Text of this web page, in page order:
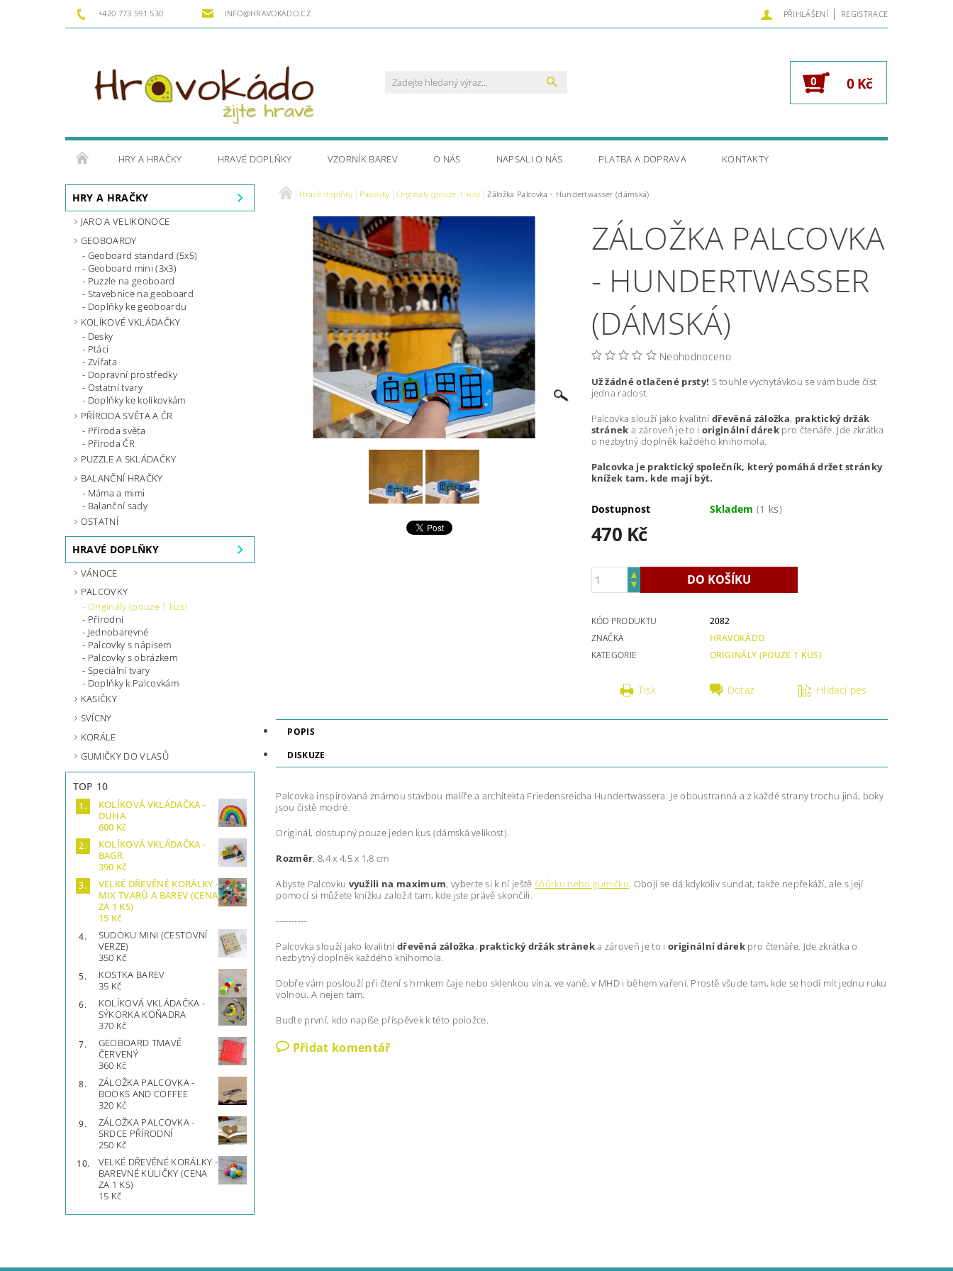
+420 773 591 530 INFO@HRAVOKADO.CZ PŘIHLÁŠENÍ | REGISTRACE
0 0 Kč
HRY A HRAČKY HRAVÉ DOPLŇKY VZORNÍK BAREV O NÁS NAPSALI O NÁS PLATBA A DOPRAVA KONTAKTY
HRY A HRAČKY
JARO A VELIKONOCE
GEOBOARDY
Geoboard standard (5x5)
Geoboard mini (3x3)
Puzzle na geoboard
Stavebnice na geoboard
Doplňky ke geoboardu
KOLÍKOVÉ VKLÁDAČKY
Desky
Ptáci
Zvířata
Dopravní prostředky
Ostatní tvary
Doplňky ke kolíkovkám
PŘÍRODA SVĚTA A ČR
Příroda světa
Příroda ČR
PUZZLE A SKLÁDAČKY
BALANČNÍ HRAČKY
Máma a mimi
Balanční sady
OSTATNÍ
HRAVÉ DOPLŇKY
VÁNOCE
PALCOVKY
Originály (pouze 1 kus)
Přírodní
Jednobarevné
Palcovky s nápisem
Palcovky s obrázkem
Speciální tvary
Doplňky k Palcovkám
KASIČKY
SVÍCNY
KORÁLE
GUMIČKY DO VLASŮ
TOP 10
KOLÍKOVÁ VKLÁDAČKA -
DUHA
600 Kč
KOLÍKOVÁ VKLÁDAČKA -
BAGR
390 Kč
VELKÉ DŘEVĚNÉ KORÁLKY -
MIX TVARŮ A BAREV (CENA
ZA 1 KS)
15 Kč
SUDOKU MINI (CESTOVNÍ
VERZE)
350 Kč
KOSTKA BAREV
35 Kč
KOLÍKOVÁ VKLÁDAČKA -
SÝKORKA KOŇADRA
370 Kč
GEOBOARD TMAVĚ
ČERVENÝ
360 Kč
ZÁLOŽKA PALCOVKA -
BOOKS AND COFFEE
320 Kč
ZÁLOŽKA PALCOVKA -
SRDCE PŘÍRODNÍ
250 Kč
VELKÉ DŘEVĚNÉ KORÁLKY -
BAREVNÉ KULIČKY (CENA
ZA 1 KS)
15 Kč
Hravé doplňky Palcovky Originály (pouze 1 kus) Záložka Palcovka - Hundertwasser (dámská)
ZÁLOŽKA PALCOVKA
- HUNDERTWASSER
(DÁMSKÁ)
Neohodnoceno
Už žádné otlačené prsty! S touhle vychytávkou se vám bude číst
jedna radost.
Palcovka slouží jako kvalitnídřevěná záložka, praktický držák
stránek a zároveň je to i originální dárekpro čtenáře. Jde zkrátka
o nezbytný doplněk každého knihomola.
Palcovka je praktický společník, který pomáhá držet stránky
knížek tam, kde mají být.
Dostupnost Skladem(1 ks)
470 Kč
KÓD PRODUKTU
2082
ZNAČKA
HRAVOKÁDO
KATEGORIE
ORIGINÁLY (POUZE 1 KUS)
Tisk Dotaz Hlídací pes
POPIS
DISKUZE
Palcovka inspirovaná známou stavbou malíře a architekta Friedensreicha Hundertwassera. Je oboustranná a z každé strany trochu jiná, boky
jsou čistě modré.
Originál, dostupný pouze jeden kus (dámská velikost).
Rozměr: 8,4 x 4,5 x 1,8 cm
Abyste Palcovku využili na maximum, vyberte si k ní ještě šňůrku nebo gumičku. Obojí se dá kdykoliv sundat, takže nepřekáží, ale s její
pomocí si můžete knížku založit tam, kde jste právě skončili.
----------
Palcovka slouží jako kvalitní dřevěná záložka, praktický držák stráneka zároveň je to i originální dárek pro čtenáře. Jde zkrátka o
nezbytný doplněk každého knihomola.
Dobře vám poslouží při čtení s hrnkem čaje nebo sklenkou vína, ve vaně, v MHD i během vaření. Prostě všude tam, kde se hodí mít jednu ruku
volnou. A nejen tam.
Buďte první, kdo napíše příspěvek k této položce.
Přidat komentář